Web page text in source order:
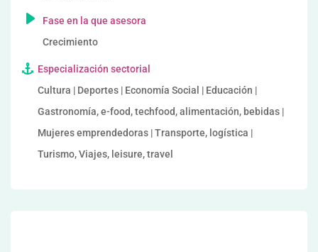
Fase en la que asesora
Crecimiento
Especialización sectorial
Cultura | Deportes | Economía Social | Educación |
Gastronomía, e-food, techfood, alimentación, bebidas |
Mujeres emprendedoras | Transporte, logística |
Turismo, Viajes, leisure, travel